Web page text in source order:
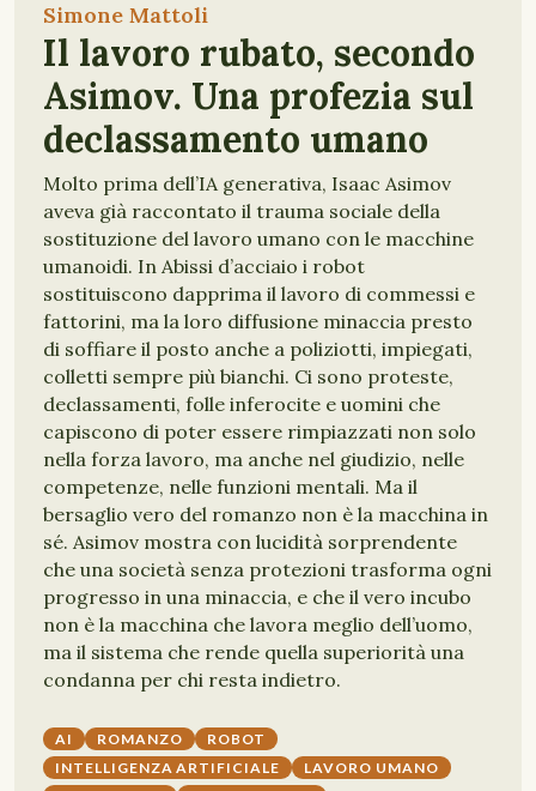
Simone Mattoli
Il lavoro rubato, secondo
Asimov. Una profezia sul
declassamento umano
Molto prima dell’IA generativa, Isaac Asimov
aveva già raccontato il trauma sociale della
sostituzione del lavoro umano con le macchine
umanoidi. In Abissi d’acciaio i robot
sostituiscono dapprima il lavoro di commessi e
fattorini, ma la loro diffusione minaccia presto
di soffiare il posto anche a poliziotti, impiegati,
colletti sempre più bianchi. Ci sono proteste,
declassamenti, folle inferocite e uomini che
capiscono di poter essere rimpiazzati non solo
nella forza lavoro, ma anche nel giudizio, nelle
competenze, nelle funzioni mentali. Ma il
bersaglio vero del romanzo non è la macchina in
sé. Asimov mostra con lucidità sorprendente
che una società senza protezioni trasforma ogni
progresso in una minaccia, e che il vero incubo
non è la macchina che lavora meglio dell’uomo,
ma il sistema che rende quella superiorità una
condanna per chi resta indietro.
AI ROMANZO
ROBOT
INTELLIGENZA ARTIFICIALE
LAVORO UMANO